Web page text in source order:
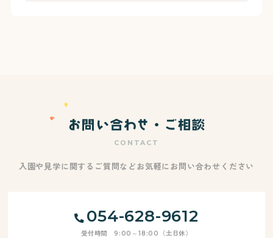
CONTACT
入園や見学に関するご質問などお気軽にお問い合わせください
054-628-9612
受付時間 9:00～18:00（土日休）